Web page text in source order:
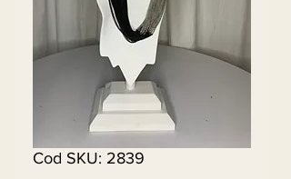
Cod SKU: 2839